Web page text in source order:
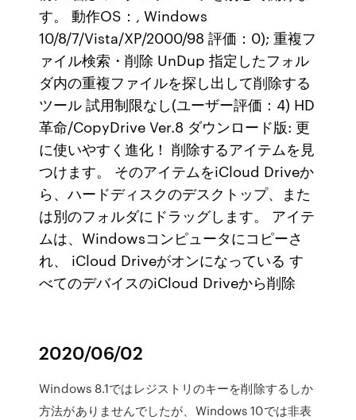
す。 動作OS：, Windows
10/8/7/Vista/XP/2000/98 評価：0); 重複フ
ァイル検索・削除 UnDup 指定したフォル
ダ内の重複ファイルを探し出して削除する
ツール 試用制限なし(ユーザー評価：4) HD
革命/CopyDrive Ver.8 ダウンロード版: 更
に使いやすく進化！ 削除するアイテムを見
つけます。 そのアイテムをiCloud Driveか
ら、ハードディスクのデスクトップ、また
は別のフォルダにドラッグします。 アイテ
ムは、Windowsコンピュータにコピーさ
れ、 iCloud Driveがオンになっている す
べてのデバイスのiCloud Driveから削除
2020/06/02
Windows 8.1ではレジストリのキーを削除するしか
方法がありませんでしたが、Windows 10では非表